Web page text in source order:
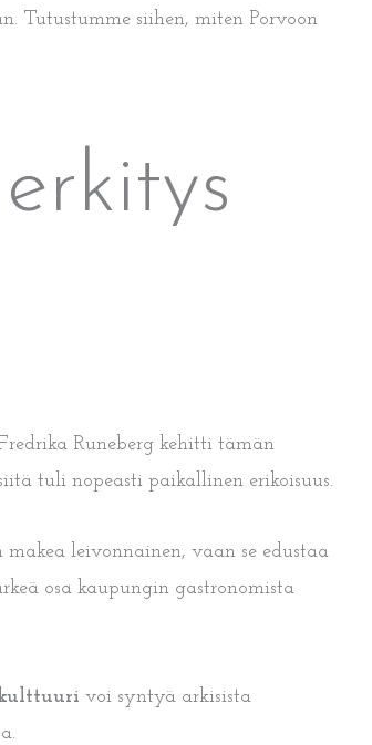
Tutustumme siihen, miten Porvoon
Runeberg kehitti tämän
tuli nopeasti paikallinen erikoisuus.
leivonnainen, vaan se edustaa
osa kaupungin gastronomista
voi syntyä arkisista